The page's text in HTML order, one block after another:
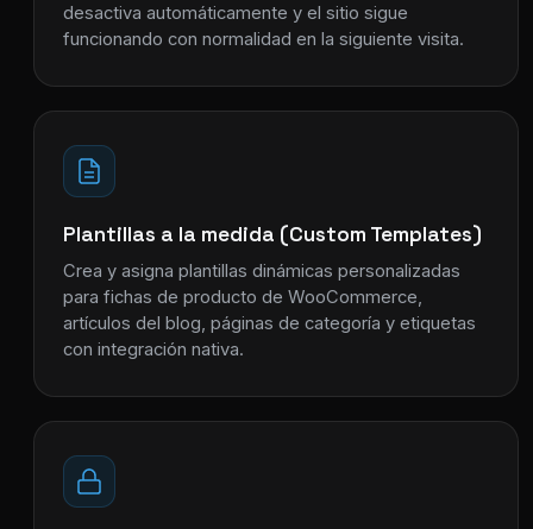
desactiva automáticamente y el sitio sigue
funcionando con normalidad en la siguiente visita.
Plantillas a la medida (Custom Templates)
Crea y asigna plantillas dinámicas personalizadas
para fichas de producto de WooCommerce,
artículos del blog, páginas de categoría y etiquetas
con integración nativa.